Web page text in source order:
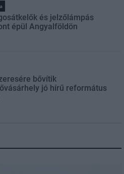
és jelzőlámpás
épül Angyalföldön
bővítik
jó hírű református